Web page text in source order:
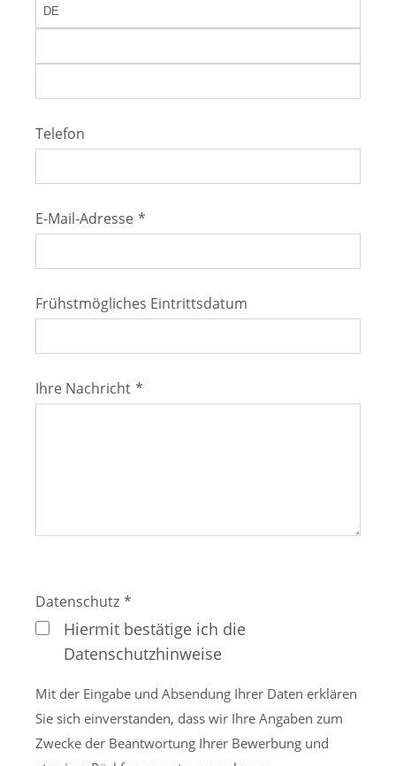
Telefon
E-Mail-Adresse *
Frühstmögliches Eintrittsdatum
Ihre Nachricht *
Datenschutz *
Hiermit bestätige ich die
Datenschutzhinweise
Mit der Eingabe und Absendung Ihrer Daten erklären
Sie sich einverstanden, dass wir Ihre Angaben zum
Zwecke der Beantwortung Ihrer Bewerbung und